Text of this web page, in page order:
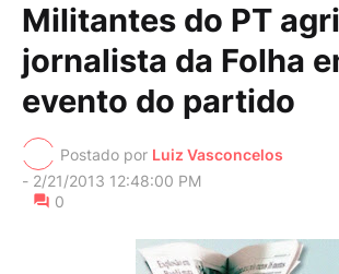
Militantes do PT
jornalista da Folha
evento do partido
Postado por Luiz Vasconcelos
- 2/21/2013 12:48:00 PM
0